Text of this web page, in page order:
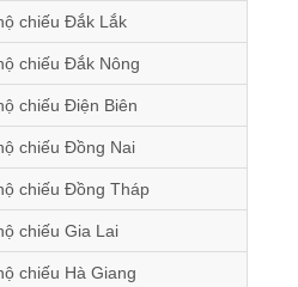
chiếu Đắk Lắk
chiếu Đắk Nông
chiếu Điện Biên
chiếu Đồng Nai
chiếu Đồng Tháp
chiếu Gia Lai
chiếu Hà Giang